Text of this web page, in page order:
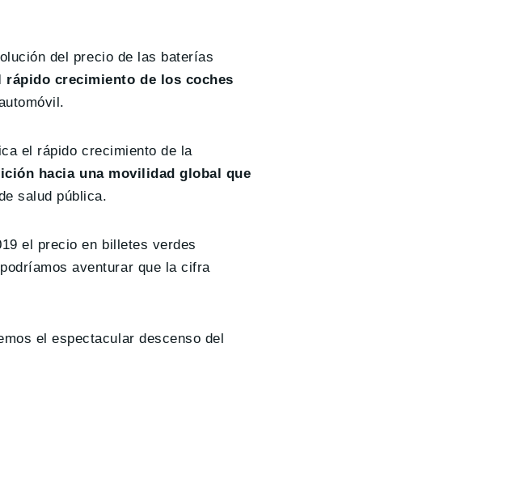
del precio de las baterías
rápido crecimiento de los coches
el rápido crecimiento de la
hacia una movilidad global que
salud pública.
el precio en billetes verdes
aventurar que la cifra
el espectacular descenso del